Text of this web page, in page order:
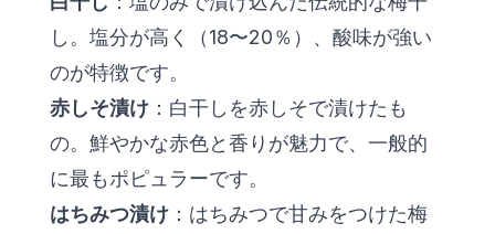
し。塩分が高く（18〜20％）、酸味が強い
のが特徴です。
赤しそ漬け：白干しを赤しそで漬けたも
の。鮮やかな赤色と香りが魅力で、一般的
に最もポピュラーです。
はちみつ漬け：はちみつで甘みをつけた梅